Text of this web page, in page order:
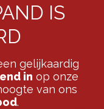
IS
gelijkaardig
in op onze
van ons
.